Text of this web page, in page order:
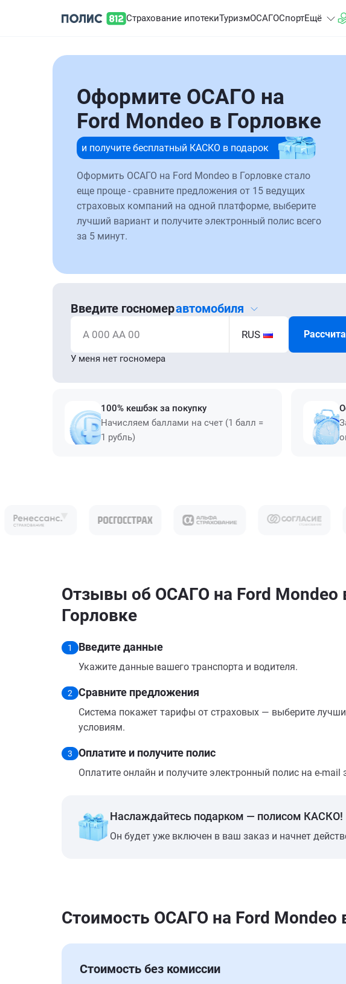
Страхование ипотекиТуризмОСАГОСпортЕщё
Оформите ОСАГО на
Ford Mondeo в Горловке
и получите бесплатный КАСКО в подарок
Оформить ОСАГО на Ford Mondeo в Горловке стало
еще проще - сравните предложения от 15 ведущих
страховых компаний на одной платформе, выберите
лучший вариант и получите электронный полис всего
за 5 минут.
Введите госномеравтомобиля
А 000 АА 00 RUS
У меня нет госномера
100% кешбэк за покупку
Начисляем баллами на счет (1 балл =
1 рубль)
Отзывы об ОСАГО на Ford Mondeo
Горловке
1 Введите данные
Укажите данные вашего транспорта и водителя.
2 Сравните предложения
Система покажет тарифы от страховых — выберите
условиям.
3 Оплатите и получите полис
Оплатите онлайн и получите электронный полис на e-mail
Наслаждайтесь подарком — полисом КАСКО!
Он будет уже включен в ваш заказ и начнет
Стоимость ОСАГО на Ford Mondeo
Стоимость без комиссии